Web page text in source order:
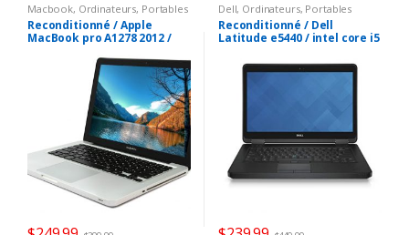
Macbook, Ordinateurs, Portables
Reconditionné / Apple
MacBook pro A1278 2012 /
mini display port/ 128Gb
SSD/ DVD±RW/ Mac Os high
Dell, Ordinateurs, Portables
Reconditionné / Dell
Latitude e5440 / intel core i5
gb ram/ hdmi/ 14.1 pouces/
Windows 10 pro/ webcam